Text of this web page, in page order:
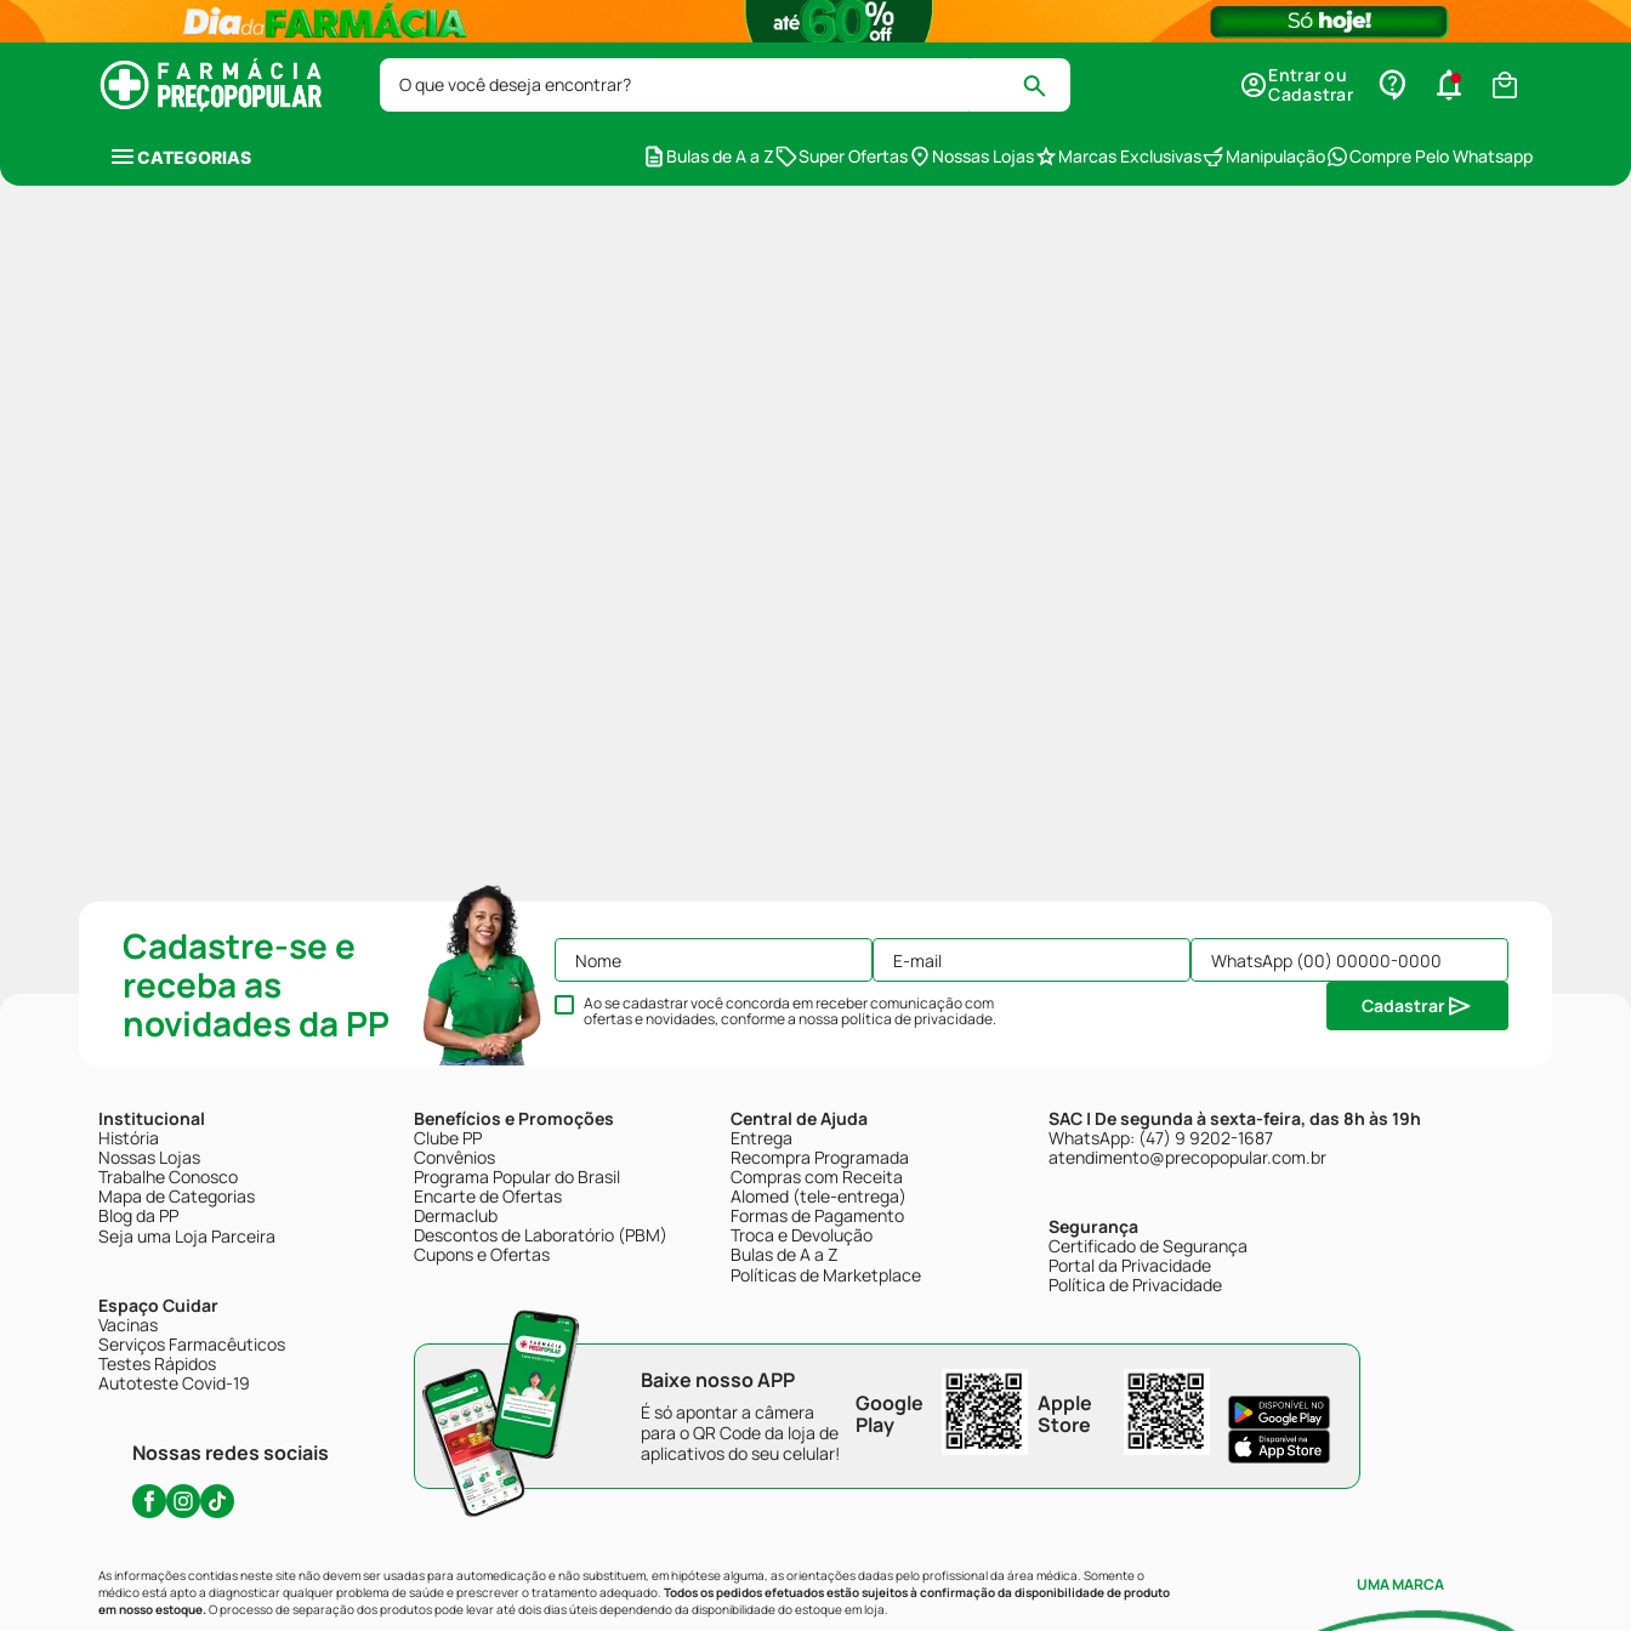
O que você deseja encontrar?
Entrar ou
Cadastrar
CATEGORIAS Bulas de A a Z Super Ofertas Nossas Lojas Marcas Exclusivas Manipulação Compre Pelo Whatsapp
Cadastre-se e
receba as
novidades da PP
Ao se cadastrar você concorda em receber comunicação com
ofertas e novidades, conforme a nossapolítica de privacidade.
Cadastrar
Institucional
História
Nossas Lojas
Trabalhe Conosco
Mapa de Categorias
Blog da PP
Seja uma Loja Parceira
Espaço Cuidar
Vacinas
Serviços Farmacêuticos
Testes Rápidos
Autoteste Covid-19
Nossas redes sociais
Benefícios e Promoções
Clube PP
Convênios
Programa Popular do Brasil
Encarte de Ofertas
Dermaclub
Descontos de Laboratório (PBM)
Cupons e Ofertas
Central de Ajuda
Entrega
Recompra Programada
Compras com Receita
Alomed (tele-entrega)
Formas de Pagamento
Troca e Devolução
Bulas de A a Z
Políticas de Marketplace
SAC | De segunda à sexta-feira, das 8h às 19h
WhatsApp: (47) 9 9202-1687
atendimento@precopopular.com.br
Segurança
Certificado de Segurança
Portal da Privacidade
Política de Privacidade
Baixe nosso APP
É só apontar a câmera
para o QR Code da loja de
aplicativos do seu celular!
Google
Play
Apple
Store
As informações contidas neste site não devem ser usadas para automedicação e não substituem, em hipótese alguma, as orientações dadas pelo profissional da área médica. Somente o
médico está apto a diagnosticar qualquer problema de saúde e prescrever o tratamento adequado. Todos os pedidos efetuados estão sujeitos à confirmação da disponibilidade de produto
em nosso estoque.O processo de separação dos produtos pode levar até dois dias úteis dependendo da disponibilidade do estoque em loja.
UMA MARCA